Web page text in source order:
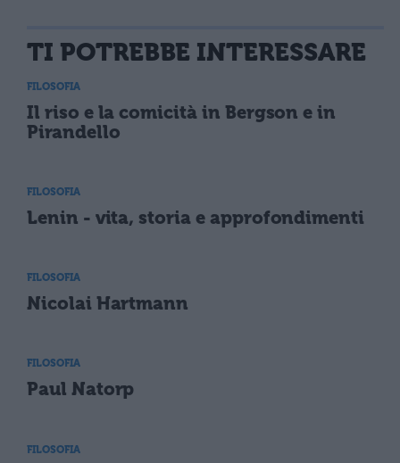
TI POTREBBE INTERESSARE
FILOSOFIA
Il riso e la comicità in Bergson e in
Pirandello
FILOSOFIA
Lenin - vita, storia e approfondimenti
FILOSOFIA
Nicolai Hartmann
FILOSOFIA
Paul Natorp
FILOSOFIA